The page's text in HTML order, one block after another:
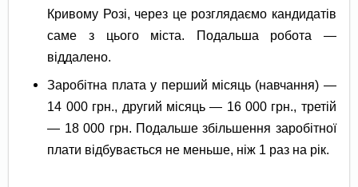
Кривому Розі, через це розглядаємо кандидатів
саме з цього міста. Подальша робота —
віддалено.
Заробітна плата у перший місяць (навчання) —
14 000 грн., другий місяць — 16 000 грн., третій
— 18 000 грн. Подальше збільшення заробітної
плати відбувається не меньше, ніж 1 раз на рік.